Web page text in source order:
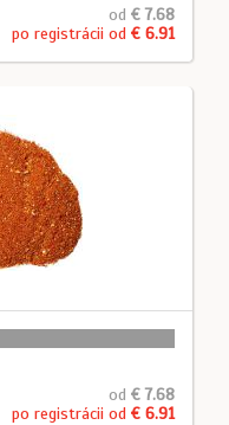
od € 7.68
po registrácii od € 6.91
od € 7.68
po registrácii od € 6.91